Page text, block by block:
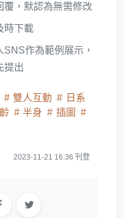
覆，默認為無需修改
時下載
作為範例展示，
提出
雙人互動
日系
半身
插圖
2023-11-21 16:36 刊登